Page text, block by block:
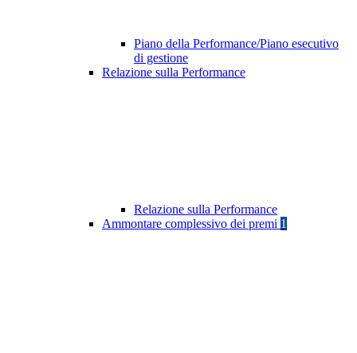
Piano della Performance/Piano esecutivo
di gestione
Relazione sulla Performance
Relazione sulla Performance
Ammontare complessivo dei premi 1